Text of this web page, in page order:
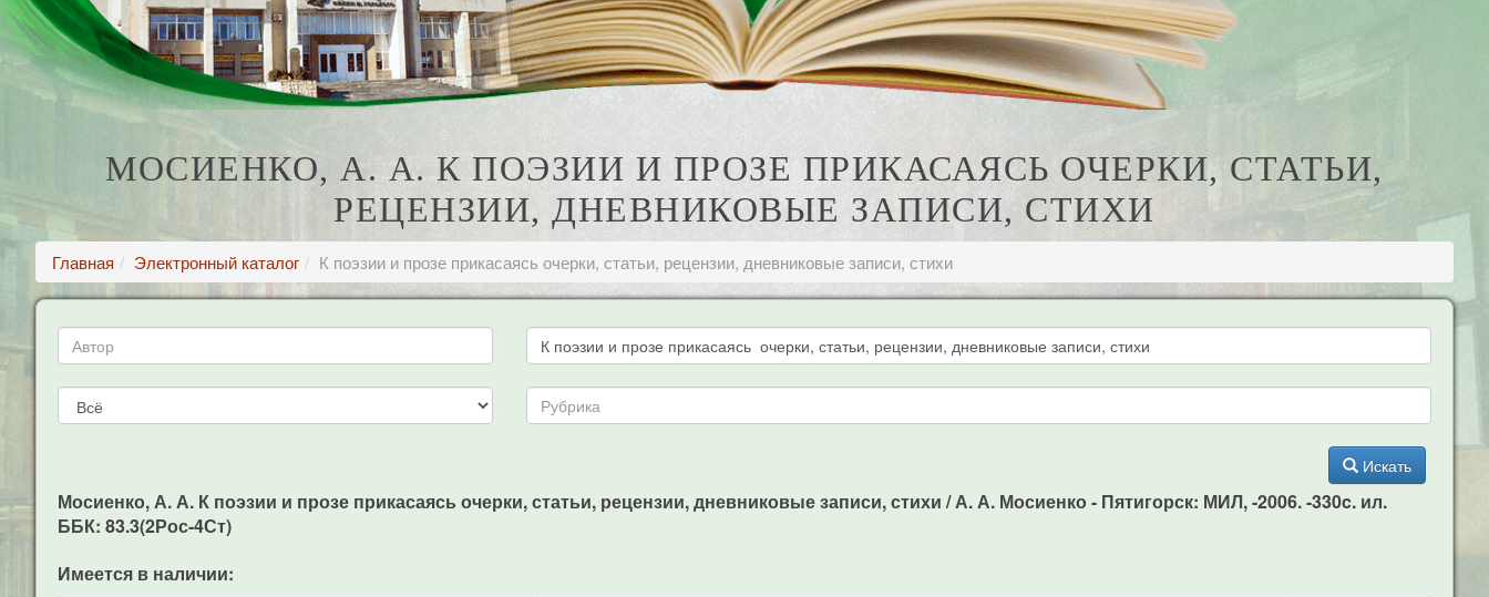
МОСИЕНКО, А. А. К ПОЭЗИИ И ПРОЗЕ ПРИКАСАЯСЬ ОЧЕРКИ, СТАТЬИ,
РЕЦЕНЗИИ, ДНЕВНИКОВЫЕ ЗАПИСИ, СТИХИ
Главная Электронный каталог К поэзии и прозе прикасаясь очерки, статьи, рецензии, дневниковые записи, стихи
Искать
Мосиенко, А. А. К поэзии и прозе прикасаясь очерки, статьи, рецензии, дневниковые записи, стихи / А. А. Мосиенко - Пятигорск: МИЛ, -2006. -330c. ил.
ББК: 83.3(2Рос-4Ст)
Имеется в наличии: